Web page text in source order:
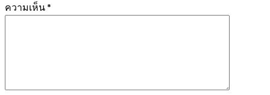
ความเห็น*